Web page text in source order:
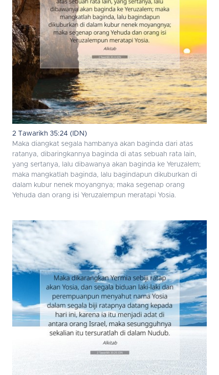
2 Tawarikh 35:24 (IDN)
Maka diangkat segala hambanya akan baginda dari atas
ratanya, dibaringkannya baginda di atas sebuah rata lain,
yang sertanya, lalu dibawanya akan baginda ke Yeruzalem;
maka mangkatlah baginda, lalu bagindapun dikuburkan di
dalam kubur nenek moyangnya; maka segenap orang
Yehuda dan orang isi Yeruzalempun meratapi Yosia.